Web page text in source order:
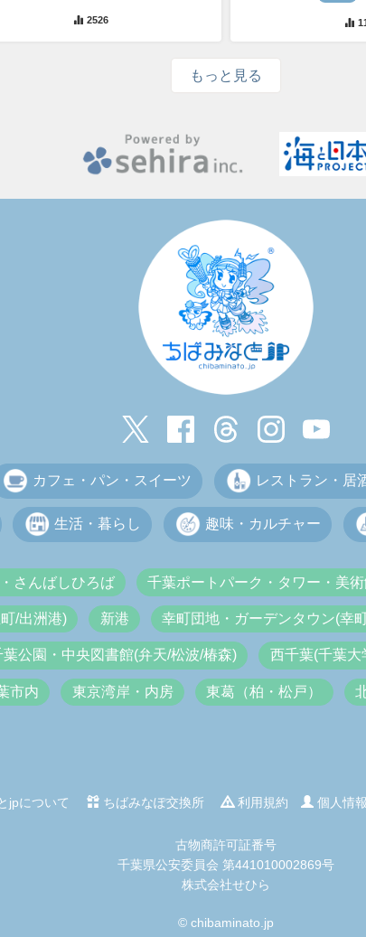
2526
もっと見る
カフェ・パン・スイーツ レストラン・居
生活・暮らし 趣味・カルチャー
さんばしひろば 千葉ポートパーク・タワー・美
/出洲港) 新港 幸町団地・ガーデンタウン(幸
葉公園・中央図書館(弁天/松波/椿森) 西千葉(千葉大
市内 東京湾岸・内房 東葛（柏・松戸）
jpについて ちばみなぽ交換所 利用規約 個人情
古物商許可証番号
千葉県公安委員会 第441010002869号
株式会社せひら
© chibaminato.jp